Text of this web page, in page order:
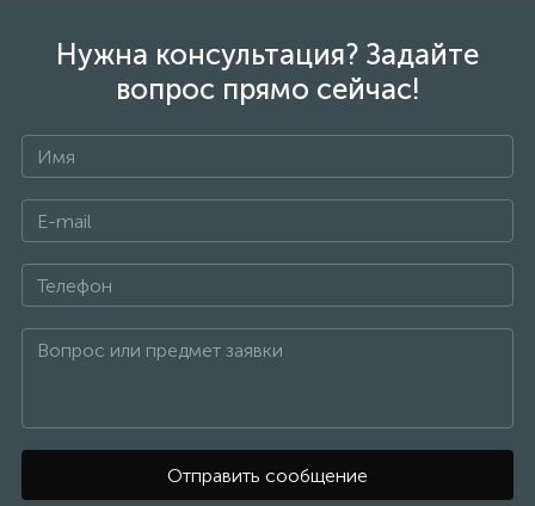
Нужна консультация? Задайте
вопрос прямо сейчас!
Отправить сообщение